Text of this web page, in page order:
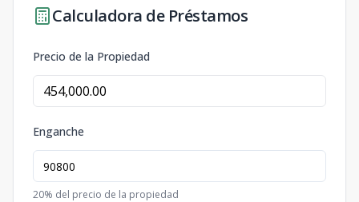
Calculadora de Préstamos
Precio de la Propiedad
Enganche
20% del precio de la propiedad